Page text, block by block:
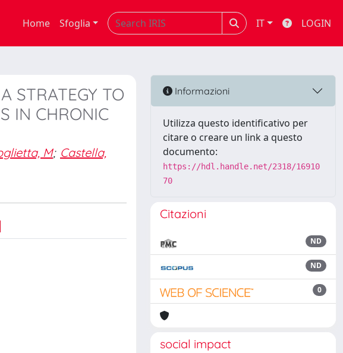
Home Sfoglia IT LOGIN
STRATEGY TO
IN CHRONIC
M; Castella,
Informazioni
Utilizza questo identificativo per
citare o creare un link a questo
documento:
https://hdl.handle.net/2318/16910
70
Citazioni
ND
ND
0
social impact